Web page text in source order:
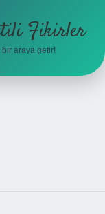
Fikirler
bir araya getir!